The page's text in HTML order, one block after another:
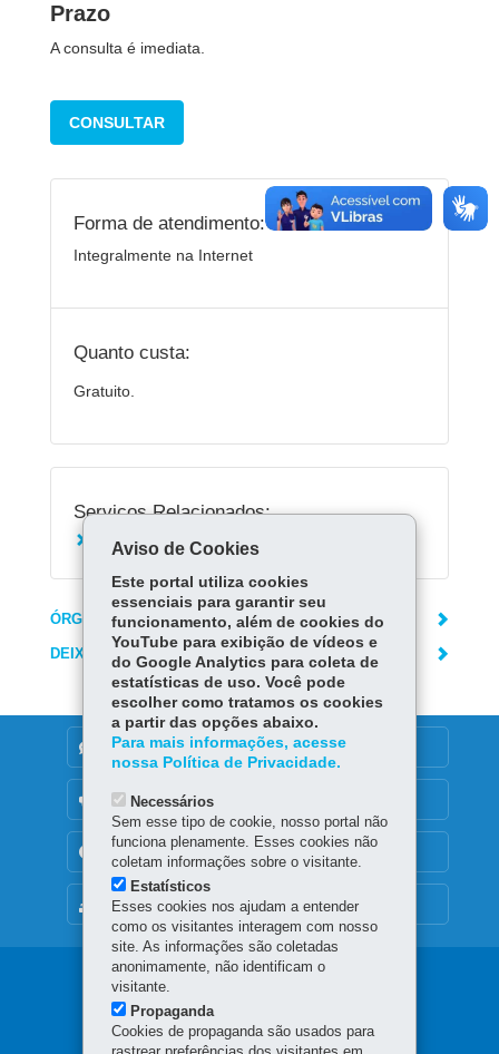
Prazo
A consulta é imediata.
CONSULTAR
Forma de atendimento:
Integralmente na Internet
Quanto custa:
Gratuito.
Serviços Relacionados:
Acessar o Fale Conosco da Receita Estadual
ÓRGÃO RESPONSÁVEL
DEIXE SUA OPINIÃO
MAPA DO SITE
DENUNCIE CORRUPÇÃO
OUVIDORIA
TRANSPARÊNCIA INSTITUCIONAL
Navegação
principal
Aviso de Cookies
Este portal utiliza cookies
essenciais para garantir seu
funcionamento, além de cookies do
YouTube para exibição de vídeos e
do Google Analytics para coleta de
estatísticas de uso. Você pode
escolher como tratamos os cookies
a partir das opções abaixo.
Para mais informações, acesse
nossa Política de Privacidade.
Necessários
Sem esse tipo de cookie, nosso portal não
funciona plenamente. Esses cookies não
coletam informações sobre o visitante.
Estatísticos
Esses cookies nos ajudam a entender
como os visitantes interagem com nosso
site. As informações são coletadas
anonimamente, não identificam o
visitante.
Propaganda
Cookies de propaganda são usados para